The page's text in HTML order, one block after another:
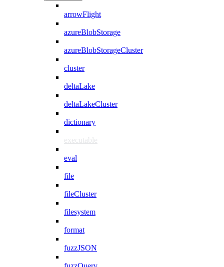
arrowFlight
azureBlobStorage
azureBlobStorageCluster
cluster
deltaLake
deltaLakeCluster
dictionary
executable
eval
file
fileCluster
filesystem
format
fuzzJSON